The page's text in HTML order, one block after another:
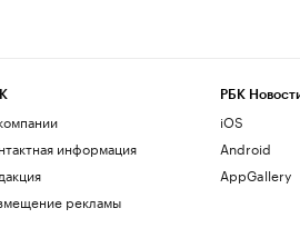
информация
рекламы
РБК
iOS
Android
AppGallery